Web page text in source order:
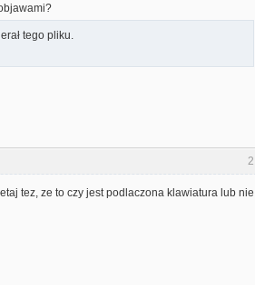
tego pliku.
2
tez, ze to czy jest podlaczona klawiatura lub nie